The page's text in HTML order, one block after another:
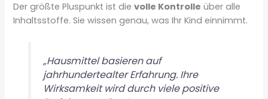
Der größte Pluspunkt ist dievolle Kontrolle über alle
Inhaltsstoffe. Sie wissen genau, was Ihr Kind einnimmt.
„Hausmittel basieren auf
jahrhundertealter Erfahrung. Ihre
Wirksamkeit wird durch viele positive